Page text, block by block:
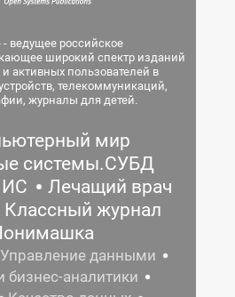
ведущее российское
широкий спектр изданий
активных пользователей в
телекоммуникаций,
журналы для детей.
мир
системы.СУБД
ИС
Лечащий врач
Классный журнал
Управление данными
бизнес-аналитики